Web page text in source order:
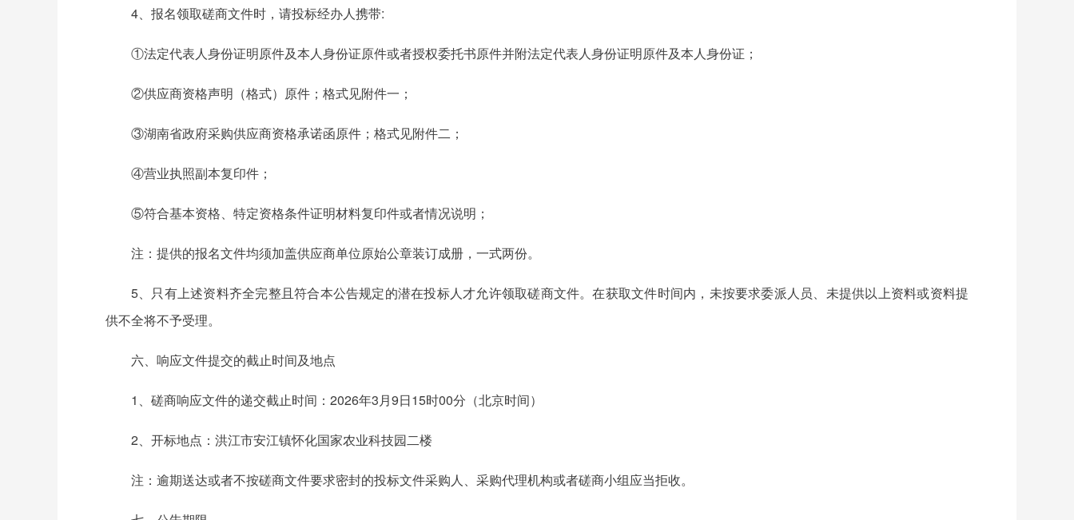
4、报名领取磋商文件时，请投标经办人携带:
①法定代表人身份证明原件及本人身份证原件或者授权委托书原件并附法定代表人身份证明原件及本人身份证；
②供应商资格声明（格式）原件；格式见附件一；
③湖南省政府采购供应商资格承诺函原件；格式见附件二；
④营业执照副本复印件；
⑤符合基本资格、特定资格条件证明材料复印件或者情况说明；
注：提供的报名文件均须加盖供应商单位原始公章装订成册，一式两份。
5、只有上述资料齐全完整且符合本公告规定的潜在投标人才允许领取磋商文件。在获取文件时间内，未按要求委派人员、未提供以上资料或资料提
供不全将不予受理。
六、响应文件提交的截止时间及地点
1、磋商响应文件的递交截止时间：2026年3月9日15时00分（北京时间）
2、开标地点：洪江市安江镇怀化国家农业科技园二楼
注：逾期送达或者不按磋商文件要求密封的投标文件采购人、采购代理机构或者磋商小组应当拒收。